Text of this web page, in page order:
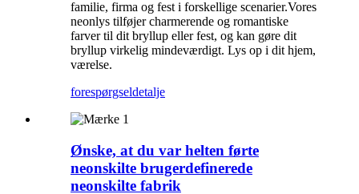
familie, firma og fest i forskellige scenarier.Vores
neonlys tilføjer charmerende og romantiske
farver til dit bryllup eller fest, og kan gøre dit
bryllup virkelig mindeværdigt. Lys op i dit hjem,
værelse.
forespørgseldetalje
Ønske, at du var helten førte
neonskilte brugerdefinerede
neonskilte fabrik